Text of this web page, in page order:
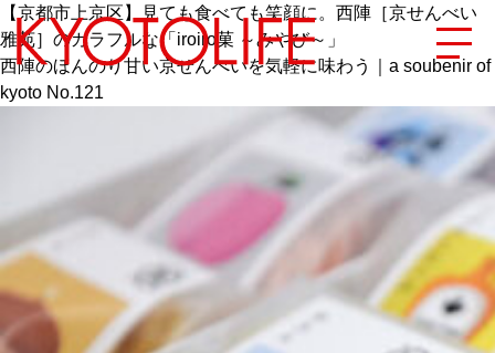
地図から探す
カテゴリーから探す
SPECIAL
【京都市上京区】見ても食べても笑顔に。西陣［京せんべい
雅苑］のカラフルな「iroiro菓 ～みやび～」
西陣のほんのり甘い京せんべいを気軽に味わう｜a soubenir of
kyoto No.121